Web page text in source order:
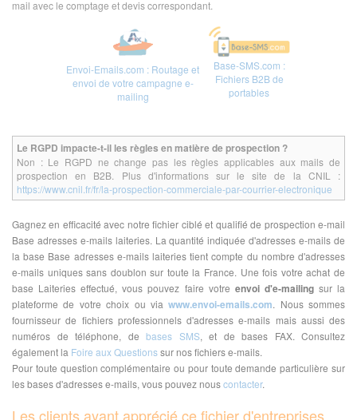
mail avec le comptage et devis correspondant.
Envoi-Emails.com : Routage et
envoi de votre campagne e-
mailing
Base-SMS.com :
Fichiers B2B de
portables
Le RGPD impacte-t-il les règles en matière de prospection ?
Non : Le RGPD ne change pas les règles applicables aux mails de
prospection en B2B. Plus d'informations sur le site de la CNIL :
https://www.cnil.fr/fr/la-prospection-commerciale-par-courrier-electronique
Gagnez en efficacité avec notre fichier ciblé et qualifié de prospection e-mail
Base adresses e-mails laiteries. La quantité indiquée d'adresses e-mails de
la base Base adresses e-mails laiteries tient compte du nombre d'adresses
e-mails uniques sans doublon sur toute la France. Une fois votre achat de
base Laiteries effectué, vous pouvez faire votre envoi d'e-mailingsur la
plateforme de votre choix ou viawww.envoi-emails.com. Nous sommes
fournisseur de fichiers professionnels d'adresses e-mails mais aussi des
numéros de téléphone, de bases SMS, et de bases FAX. Consultez
également la Foire aux Questionssur nos fichiers e-mails.
Pour toute question complémentaire ou pour toute demande particulière sur
les bases d'adresses e-mails, vous pouvez nouscontacter.
Les clients ayant apprécié ce fichier d'entreprises